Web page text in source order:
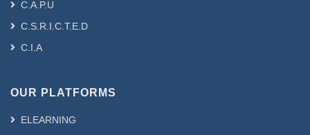
C.A.P.U
C.S.R.I.C.T.E.D
C.I.A
OUR PLATFORMS
ELEARNING